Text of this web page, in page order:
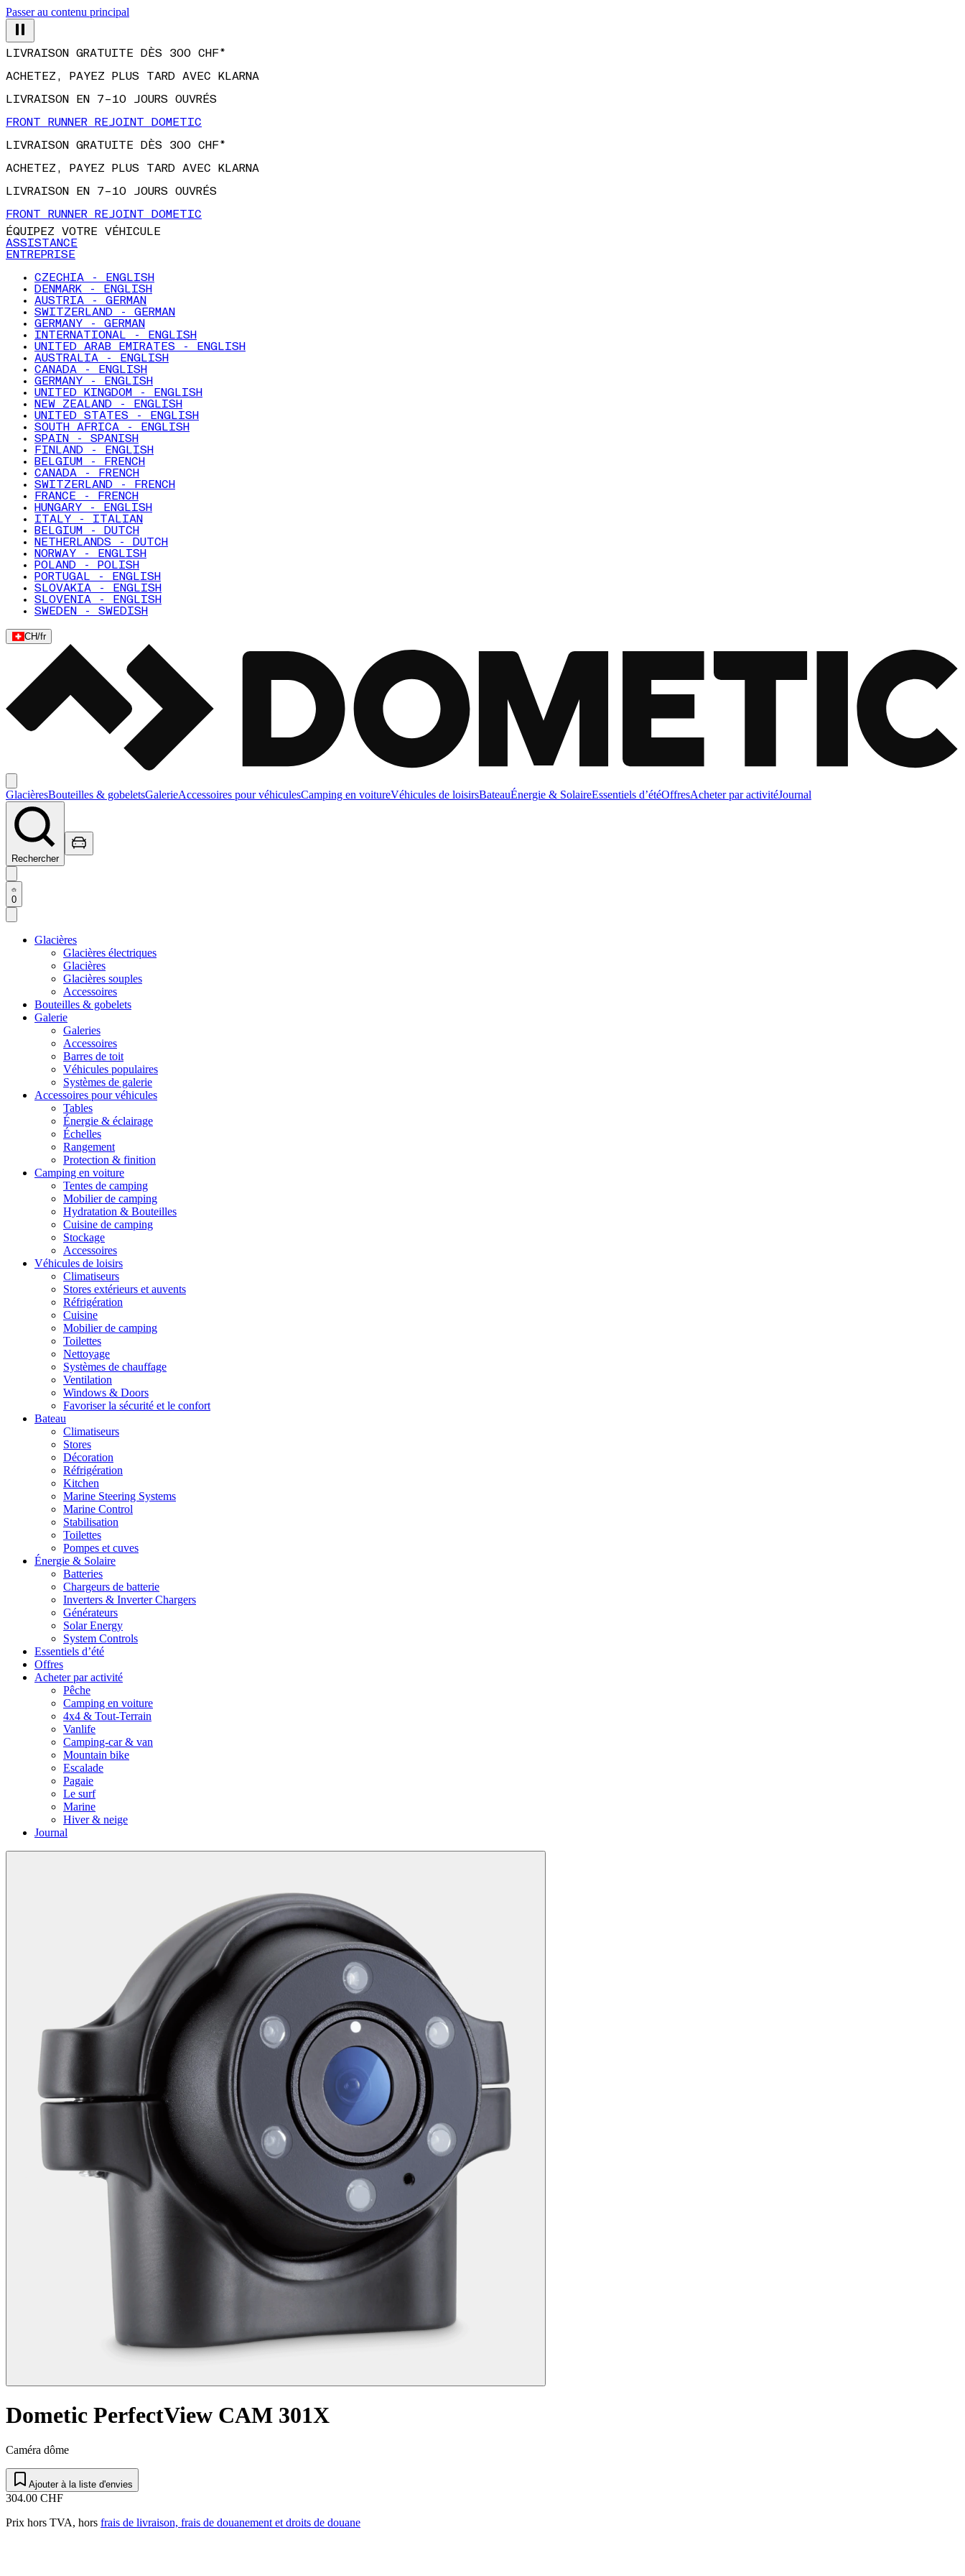
Passer au contenu principal
LIVRAISON GRATUITE DÈS 300 CHF*
ACHETEZ, PAYEZ PLUS TARD AVEC KLARNA
LIVRAISON EN 7–10 JOURS OUVRÉS
FRONT RUNNER REJOINT DOMETIC
LIVRAISON GRATUITE DÈS 300 CHF*
ACHETEZ, PAYEZ PLUS TARD AVEC KLARNA
LIVRAISON EN 7–10 JOURS OUVRÉS
FRONT RUNNER REJOINT DOMETIC
ÉQUIPEZ VOTRE VÉHICULE
ASSISTANCE
ENTREPRISE
CZECHIA - ENGLISH
DENMARK - ENGLISH
AUSTRIA - GERMAN
SWITZERLAND - GERMAN
GERMANY - GERMAN
INTERNATIONAL - ENGLISH
UNITED ARAB EMIRATES - ENGLISH
AUSTRALIA - ENGLISH
CANADA - ENGLISH
GERMANY - ENGLISH
UNITED KINGDOM - ENGLISH
NEW ZEALAND - ENGLISH
UNITED STATES - ENGLISH
SOUTH AFRICA - ENGLISH
SPAIN - SPANISH
FINLAND - ENGLISH
BELGIUM - FRENCH
CANADA - FRENCH
SWITZERLAND - FRENCH
FRANCE - FRENCH
HUNGARY - ENGLISH
ITALY - ITALIAN
BELGIUM - DUTCH
NETHERLANDS - DUTCH
NORWAY - ENGLISH
POLAND - POLISH
PORTUGAL - ENGLISH
SLOVAKIA - ENGLISH
SLOVENIA - ENGLISH
SWEDEN - SWEDISH
CH/fr
GlacièresBouteilles & gobeletsGalerieAccessoires pour véhiculesCamping en voitureVéhicules de loisirsBateauÉnergie & SolaireEssentiels d’étéOffresAcheter par activitéJournal
Rechercher
0
Glacières
Glacières électriques
Glacières
Glacières souples
Accessoires
Bouteilles & gobelets
Galerie
Galeries
Accessoires
Barres de toit
Véhicules populaires
Systèmes de galerie
Accessoires pour véhicules
Tables
Énergie & éclairage
Échelles
Rangement
Protection & finition
Camping en voiture
Tentes de camping
Mobilier de camping
Hydratation & Bouteilles
Cuisine de camping
Stockage
Accessoires
Véhicules de loisirs
Climatiseurs
Stores extérieurs et auvents
Réfrigération
Cuisine
Mobilier de camping
Toilettes
Nettoyage
Systèmes de chauffage
Ventilation
Windows & Doors
Favoriser la sécurité et le confort
Bateau
Climatiseurs
Stores
Décoration
Réfrigération
Kitchen
Marine Steering Systems
Marine Control
Stabilisation
Toilettes
Pompes et cuves
Énergie & Solaire
Batteries
Chargeurs de batterie
Inverters & Inverter Chargers
Générateurs
Solar Energy
System Controls
Essentiels d’été
Offres
Acheter par activité
Pêche
Camping en voiture
4x4 & Tout-Terrain
Vanlife
Camping-car & van
Mountain bike
Escalade
Pagaie
Le surf
Marine
Hiver & neige
Journal
Dometic PerfectView CAM 301X
Caméra dôme
Ajouter à la liste d'envies
304.00 CHF
Prix hors TVA, hors frais de livraison, frais de douanement et droits de douane